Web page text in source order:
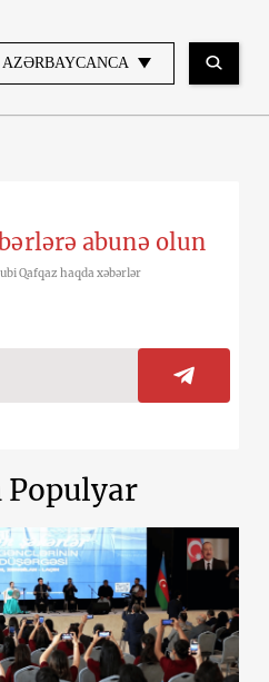
AZƏRBAYCANCA
abunə olun
Qafqaz haqda xəbərlər
Populyar